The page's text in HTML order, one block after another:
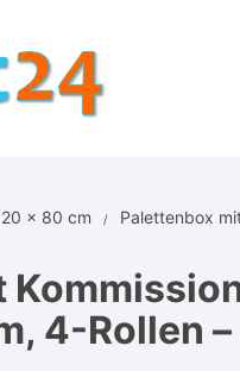
x 80 cm Palettenbox
4-Rollen